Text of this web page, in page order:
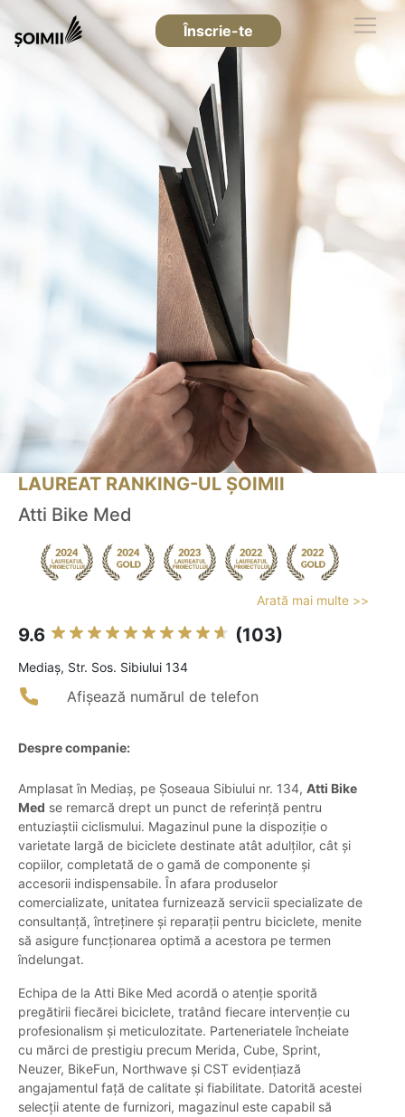
Înscrie-te
LAUREAT RANKING-UL ȘOIMII
Atti Bike Med
Arată mai multe >>
9.6 (103)
Mediaş, Str. Sos. Sibiului 134
Afișează numărul de telefon
Despre companie:
Amplasat în Mediaș, pe Șoseaua Sibiului nr. 134, Atti Bike
Med se remarcă drept un punct de referință pentru
entuziaștii ciclismului. Magazinul pune la dispoziție o
varietate largă de biciclete destinate atât adulților, cât și
copiilor, completată de o gamă de componente și
accesorii indispensabile. În afara produselor
comercializate, unitatea furnizează servicii specializate de
consultanță, întreținere și reparații pentru biciclete, menite
să asigure funcționarea optimă a acestora pe termen
îndelungat.
Echipa de la Atti Bike Med acordă o atenție sporită
pregătirii fiecărei biciclete, tratând fiecare intervenție cu
profesionalism și meticulozitate. Parteneriatele încheiate
cu mărci de prestigiu precum Merida, Cube, Sprint,
Neuzer, BikeFun, Northwave și CST evidențiază
angajamentul față de calitate și fiabilitate. Datorită acestei
selecții atente de furnizori, magazinul este capabil să